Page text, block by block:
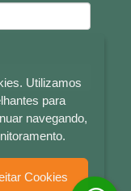
Utilizamos
para
navegando,
Cookies